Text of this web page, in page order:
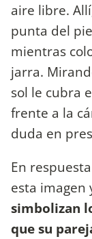
aire libre.
punta del
mientras
jarra.
sol le cubra
frente a la
duda en
En
esta imagen
simbolizan
que su